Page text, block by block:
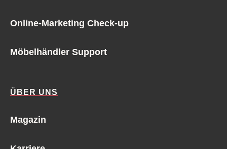
Online-Marketing Check-up
Möbelhändler Support
ÜBER UNS
Magazin